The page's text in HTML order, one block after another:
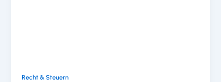
Recht & Steuern